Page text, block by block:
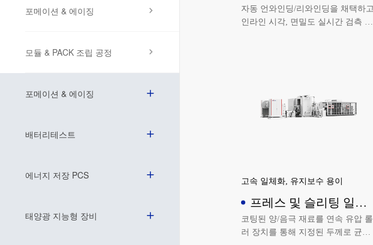
포메이션 & 에이징
모듈 & PACK 조립 공정
포메이션 & 에이징
배터리테스트
에너지 저장 PCS
태양광 지능형 장비
자동 언와인딩/리와인딩을 채택하고
인라인 시각, 면밀도 실시간 검측 기
고속 일체화, 유지보수 용이
프레스 및 슬리팅 일체
형 설비
코팅된 양/음극 재료를 연속 유압 롤
러 장치를 통해 지정된 두께로 균일